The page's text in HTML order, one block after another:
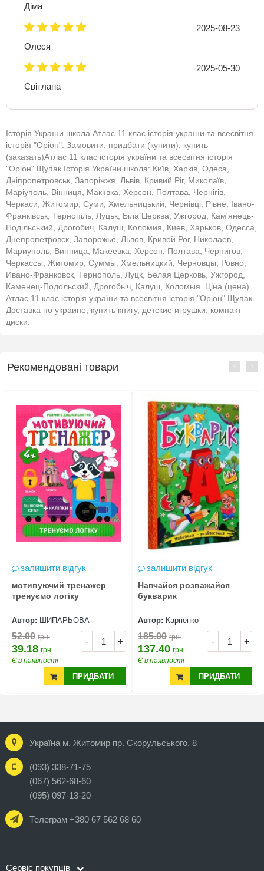
Діма
2025-08-23
Олеся
2025-05-30
Світлана
2022-12-25
Дайте зошит
Історія України школа Атлас 11 клас історія україни та всесвітня
історія "Оріон". Замовити, придбати (купити), купить
(заказать)Атлас 11 клас історія україни та всесвітня історія
"Оріон" Щупак Історія України школа: Київ, Харків, Одеса,
Дніпропетровськ, Запоріжжя, Львів, Кривий Ріг, Миколаїв,
Маріуполь, Вінниця, Макіївка, Херсон, Полтава, Чернігів,
Черкаси, Житомир, Суми, Хмельницький, Чернівці, Рівне, Івано-
Франківськ, Тернопіль, Луцьк, Біла Церква, Ужгород, Кам'янець-
Подільський, Дрогобич, Калуш, Коломия, Киев, Харьков, Одесса,
Днепропетровск, Запорожье, Львов, Кривой Рог, Николаев,
Мариуполь, Винница, Макеевка, Херсон, Полтава, Чернигов,
Черкассы, Житомир, Суммы, Хмельницкий, Черновцы, Ровно,
Ивано-Франковск, Тернополь, Луцк, Белая Церковь, Ужгород,
Каменец-Подольский, Дрогобыч, Калуш, Коломыя. Ціна (цена)
Атлас 11 клас історія україни та всесвітня історія "Оріон" Щупак.
Доставка по украине, купить книгу, детские игрушки, компакт
диски.
Рекомендовані товари
залишити відгук
мотивуючий тренажер
тренуємо логіку
Автор: ШИПАРЬОВА
- +
52.00 грн.
39.18 грн.
Є в наявності
ПРИДБАТИ
залишити відгук
Навчайся розважайся
букварик
Автор: Карпенко
- +
185.00 грн.
137.40 грн.
Є в наявності
ПРИДБАТИ
Україна м. Житомир пр. Скорульського, 8
(093) 338-71-75
(067) 562-68-60
(095) 097-13-20
Телеграм +380 67 562 68 60
Сервіс покупців